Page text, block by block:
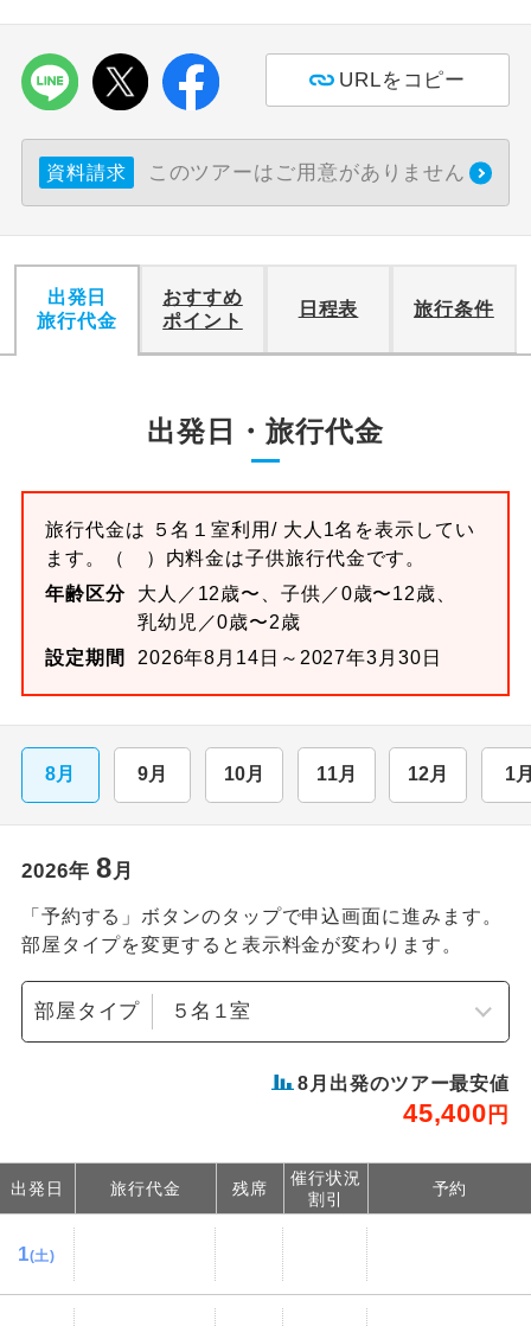
URLをコピー
資料請求 このツアーはご用意がありません
出発日
旅行代金
おすすめ
ポイント
日程表 旅行条件
出発日・旅行代金
旅行代金は ５名１室利用/ 大人1名を表示してい
ます。
（ ）内料金は子供旅行代金です。
年齢区分
大人／12歳〜、子供／0歳〜12歳、
乳幼児／0歳〜2歳
設定期間
2026年8月14日～2027年3月30日
8月 9月 10月 11月 12月 1
2026年 8月
「予約する」ボタンのタップで申込画面に進みます。
部屋タイプを変更すると表示料金が変わります。
部屋タイプ
8 月出発のツアー最安値
45,400 円
出発日 旅行代金 残席
催行状況
割引
予約
1(土)